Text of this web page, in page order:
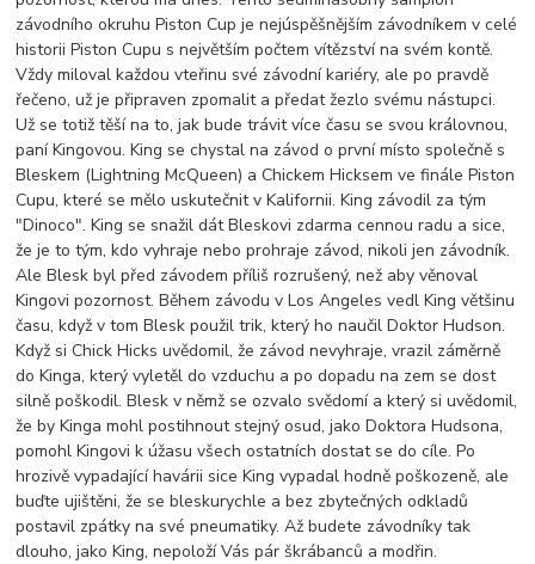
závodního okruhu Piston Cup je nejúspěšnějším závodníkem v celé
historii Piston Cupu s největším počtem vítězství na svém kontě.
Vždy miloval každou vteřinu své závodní kariéry, ale po pravdě
řečeno, už je připraven zpomalit a předat žezlo svému nástupci.
Už se totiž těší na to, jak bude trávit více času se svou královnou,
paní Kingovou. King se chystal na závod o první místo společně s
Bleskem (Lightning McQueen) a Chickem Hicksem ve finále Piston
Cupu, které se mělo uskutečnit v Kalifornii. King závodil za tým
"Dinoco". King se snažil dát Bleskovi zdarma cennou radu a sice,
že je to tým, kdo vyhraje nebo prohraje závod, nikoli jen závodník.
Ale Blesk byl před závodem příliš rozrušený, než aby věnoval
Kingovi pozornost. Během závodu v Los Angeles vedl King většinu
času, když v tom Blesk použil trik, který ho naučil Doktor Hudson.
Když si Chick Hicks uvědomil, že závod nevyhraje, vrazil záměrně
do Kinga, který vyletěl do vzduchu a po dopadu na zem se dost
silně poškodil. Blesk v němž se ozvalo svědomí a který si uvědomil,
že by Kinga mohl postihnout stejný osud, jako Doktora Hudsona,
pomohl Kingovi k úžasu všech ostatních dostat se do cíle. Po
hrozivě vypadající havárii sice King vypadal hodně poškozeně, ale
buďte ujištěni, že se bleskurychle a bez zbytečných odkladů
postavil zpátky na své pneumatiky. Až budete závodníky tak
dlouho, jako King, nepoloží Vás pár škrábanců a modřin.